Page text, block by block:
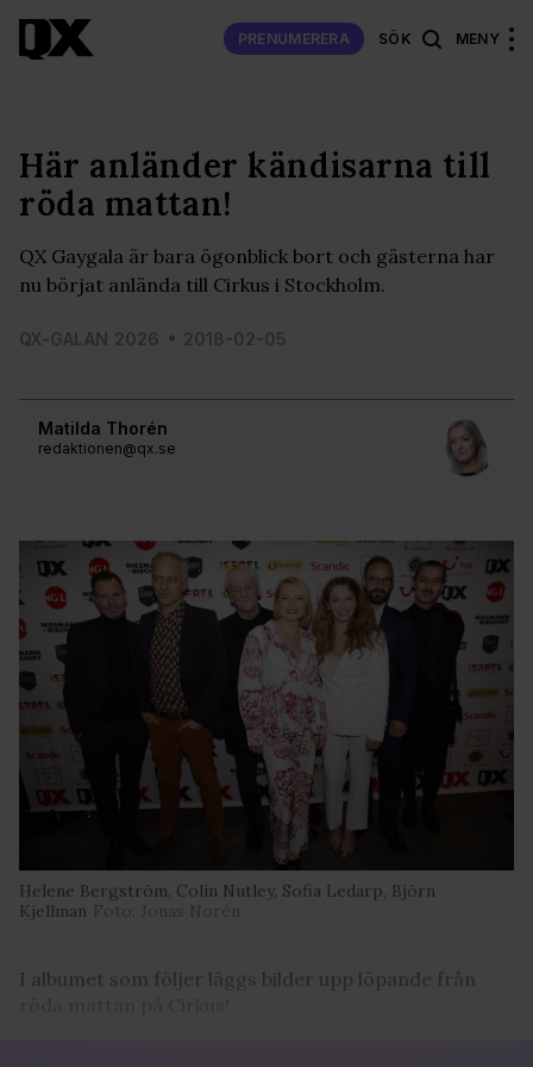
PRENUMERERA SÖK MENY
Matilda Thorén
redaktionen@qx.se
Här anländer kändisarna till
röda mattan!
QX Gaygala är bara ögonblick bort och gästerna har
nu börjat anlända till Cirkus i Stockholm.
QX-GALAN 2026 2018-02-05
Helene Bergström, Colin Nutley, Sofia Ledarp, Björn
Kjellman Foto: Jonas Norén
I albumet som följer läggs bilder upp löpande från